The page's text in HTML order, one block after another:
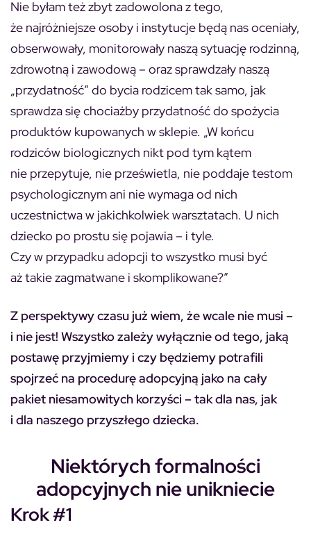
Nie byłam też zbyt zadowolona z tego,
że najróżniejsze osoby i instytucje będą nas oceniały,
obserwowały, monitorowały naszą sytuację rodzinną,
zdrowotną i zawodową – oraz sprawdzały naszą
„przydatność” do bycia rodzicem tak samo, jak
sprawdza się chociażby przydatność do spożycia
produktów kupowanych w sklepie. „W końcu
rodziców biologicznych nikt pod tym kątem
nie przepytuje, nie prześwietla, nie poddaje testom
psychologicznym ani nie wymaga od nich
uczestnictwa w jakichkolwiek warsztatach. U nich
dziecko po prostu się pojawia – i tyle.
Czy w przypadku adopcji to wszystko musi być
aż takie zagmatwane i skomplikowane?”
Z perspektywy czasu już wiem, że wcale nie musi –
i nie jest! Wszystko zależy wyłącznie od tego, jaką
postawę przyjmiemy i czy będziemy potrafili
spojrzeć na procedurę adopcyjną jako na cały
pakiet niesamowitych korzyści – tak dla nas, jak
i dla naszego przyszłego dziecka.
Niektórych formalności
adopcyjnych nie unikniecie
Krok #1